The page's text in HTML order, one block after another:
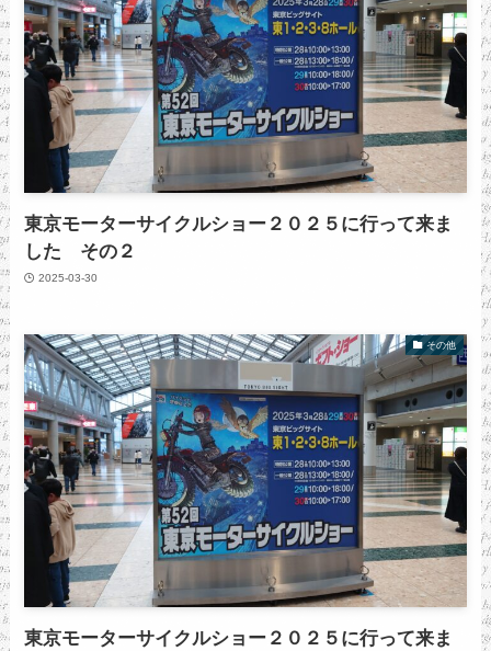
東京モーターサイクルショー２０２５に行って来ま
した その２
2025-03-30
その他
東京モーターサイクルショー２０２５に行って来ま